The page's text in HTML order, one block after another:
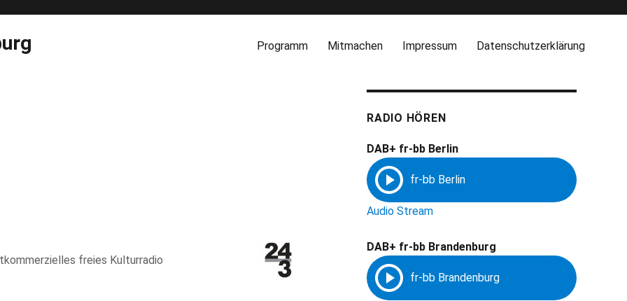
Programm Mitmachen Impressum Datenschutzerklärung
freies Kulturradio
RADIO HÖREN
DAB+ fr-bb Berlin
Audio Stream
DAB+ fr-bb Brandenburg